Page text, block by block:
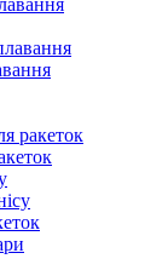
ракеток